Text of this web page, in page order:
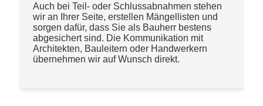
Auch bei Teil- oder Schlussabnahmen stehen
wir an Ihrer Seite, erstellen Mängellisten und
sorgen dafür, dass Sie als Bauherr bestens
abgesichert sind. Die Kommunikation mit
Architekten, Bauleitern oder Handwerkern
übernehmen wir auf Wunsch direkt.